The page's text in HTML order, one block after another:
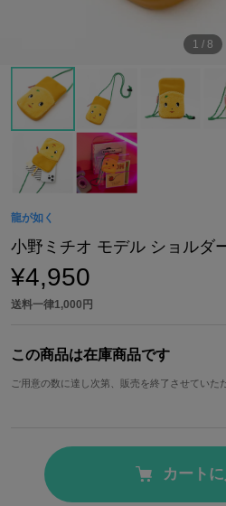
1 / 8
龍が如く
小野ミチオ モデル ショルダ
¥4,950
送料一律1,000円
この商品は在庫商品です
ご用意の数に達し次第、販売を終了させていた
カート